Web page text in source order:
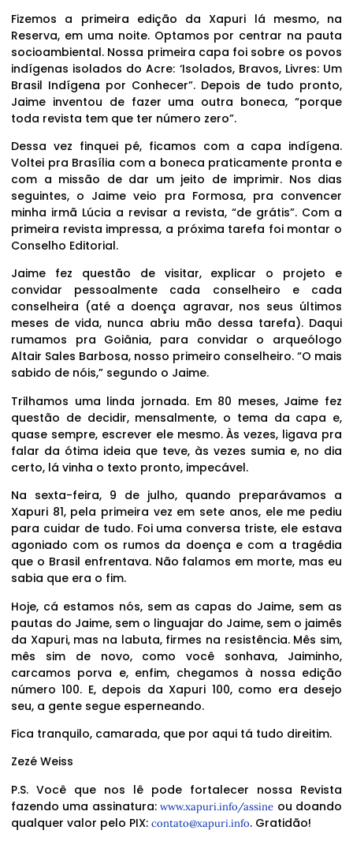
Fizemos a primeira edição da Xapuri lá mesmo, na
Reserva, em uma noite. Optamos por centrar na pauta
socioambiental. Nossa primeira capa foi sobre os povos
indígenas isolados do Acre: ‘Isolados, Bravos, Livres: Um
Brasil Indígena por Conhecer”. Depois de tudo pronto,
Jaime inventou de fazer uma outra boneca, “porque
toda revista tem que ter número zero”.
Dessa vez finquei pé, ficamos com a capa indígena.
Voltei pra Brasília com a boneca praticamente pronta e
com a missão de dar um jeito de imprimir. Nos dias
seguintes, o Jaime veio pra Formosa, pra convencer
minha irmã Lúcia a revisar a revista, “de grátis”. Com a
primeira revista impressa, a próxima tarefa foi montar o
Conselho Editorial.
Jaime fez questão de visitar, explicar o projeto e
convidar pessoalmente cada conselheiro e cada
conselheira (até a doença agravar, nos seus últimos
meses de vida, nunca abriu mão dessa tarefa). Daqui
rumamos pra Goiânia, para convidar o arqueólogo
Altair Sales Barbosa, nosso primeiro conselheiro. “O mais
sabido de nóis,” segundo o Jaime.
Trilhamos uma linda jornada. Em 80 meses, Jaime fez
questão de decidir, mensalmente, o tema da capa e,
quase sempre, escrever ele mesmo. Às vezes, ligava pra
falar da ótima ideia que teve, às vezes sumia e, no dia
certo, lá vinha o texto pronto, impecável.
Na sexta-feira, 9 de julho, quando preparávamos a
Xapuri 81, pela primeira vez em sete anos, ele me pediu
para cuidar de tudo. Foi uma conversa triste, ele estava
agoniado com os rumos da doença e com a tragédia
que o Brasil enfrentava. Não falamos em morte, mas eu
sabia que era o fim.
Hoje, cá estamos nós, sem as capas do Jaime, sem as
pautas do Jaime, sem o linguajar do Jaime, sem o jaimês
da Xapuri, mas na labuta, firmes na resistência. Mês sim,
mês sim de novo, como você sonhava, Jaiminho,
carcamos porva e, enfim, chegamos à nossa edição
número 100. E, depois da Xapuri 100, como era desejo
seu, a gente segue esperneando.
Fica tranquilo, camarada, que por aqui tá tudo direitim.
Zezé Weiss
P.S. Você que nos lê pode fortalecer nossa Revista
fazendo uma assinatura:www.xapuri.info/assine ou doando
qualquer valor pelo PIX: contato@xapuri.info. Gratidão!